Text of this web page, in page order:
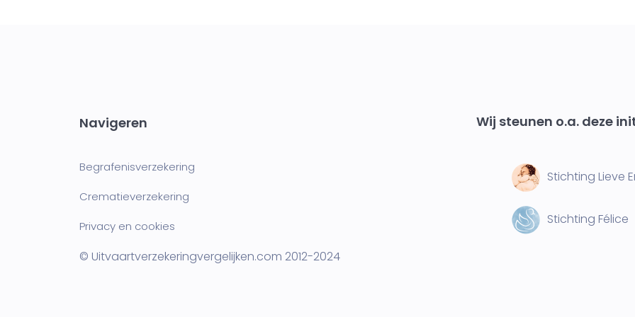
Navigeren
Begrafenisverzekering
Crematieverzekering
Privacy en cookies
© Uitvaartverzekeringvergelijken.com 2012-2024
Wij steunen o.a. deze
Stichting Lieve
Stichting Félice